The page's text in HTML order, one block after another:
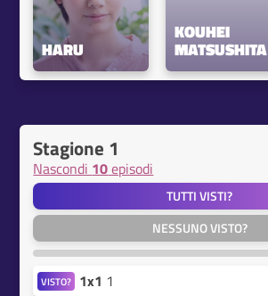
HARU
KOUHEI
MATSUSHITA
Stagione 1
Nascondi 10episodi
TUTTI VISTI?
NESSUNO VISTO?
VISTO? 1x1 1